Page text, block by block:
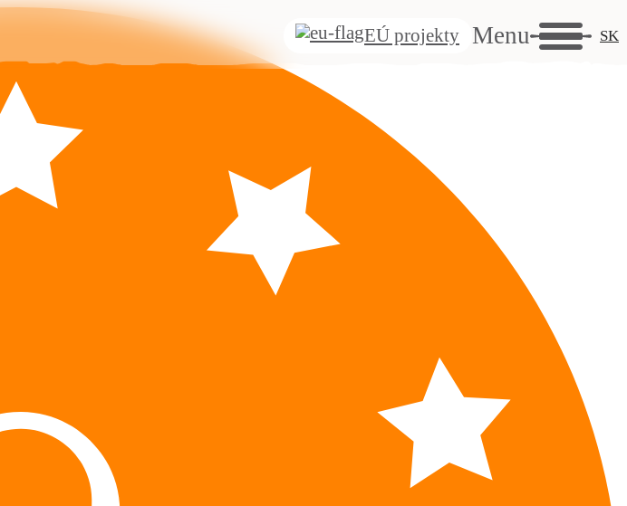
EÚ projekty Menu SK
O nás
Spoločenská
Minitky
pekárenské
pečivo
Zavrieť
Retail
Franchise